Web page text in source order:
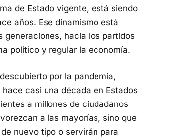
de Estado vigente, está siendo
años. Ese dinamismo está
generaciones, hacia los partidos
político y regular la economía.
por la pandemia,
casi una década en Estados
a millones de ciudadanos
a las mayorías, sino que
nuevo tipo o servirán para